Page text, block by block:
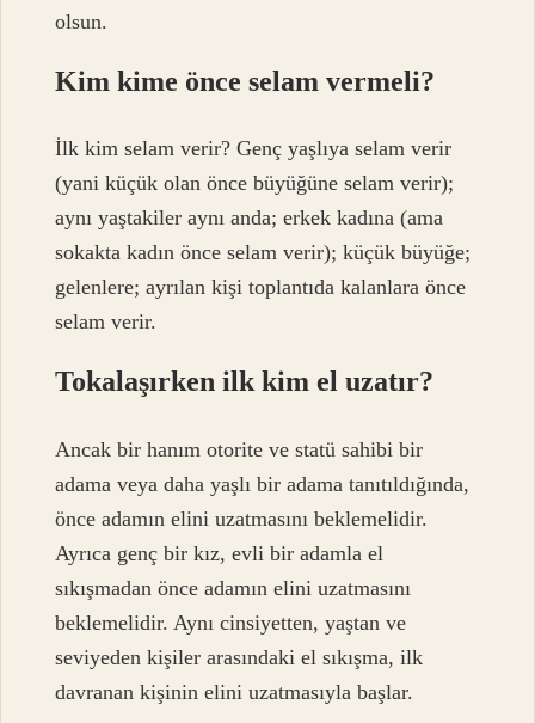
olsun.
Kim kime önce selam vermeli?
İlk kim selam verir? Genç yaşlıya selam verir
(yani küçük olan önce büyüğüne selam verir);
aynı yaştakiler aynı anda; erkek kadına (ama
sokakta kadın önce selam verir); küçük büyüğe;
gelenlere; ayrılan kişi toplantıda kalanlara önce
selam verir.
Tokalaşırken ilk kim el uzatır?
Ancak bir hanım otorite ve statü sahibi bir
adama veya daha yaşlı bir adama tanıtıldığında,
önce adamın elini uzatmasını beklemelidir.
Ayrıca genç bir kız, evli bir adamla el
sıkışmadan önce adamın elini uzatmasını
beklemelidir. Aynı cinsiyetten, yaştan ve
seviyeden kişiler arasındaki el sıkışma, ilk
davranan kişinin elini uzatmasıyla başlar.